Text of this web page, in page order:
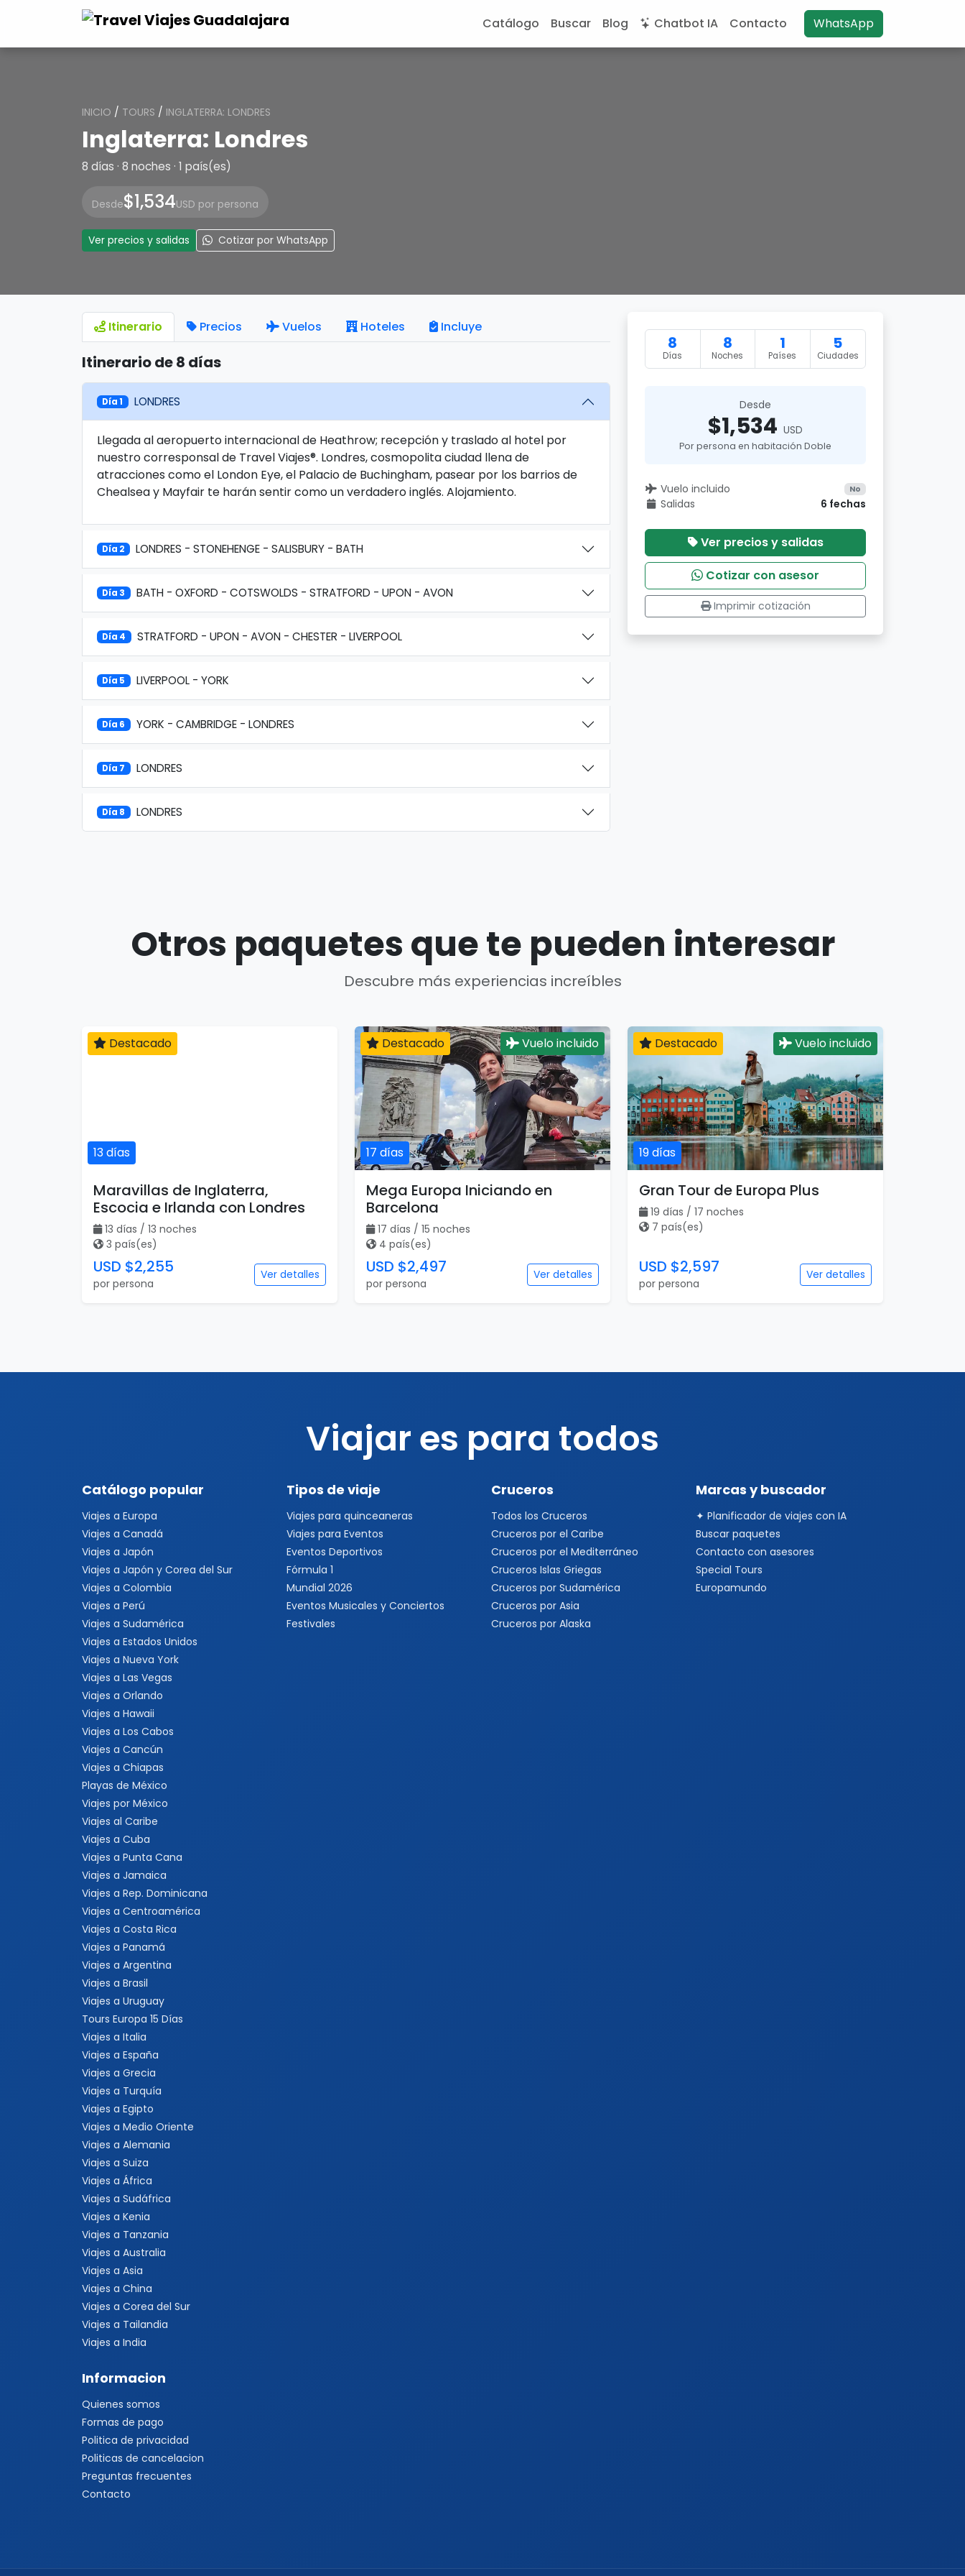
Catálogo Buscar Blog Chatbot IA Contacto WhatsApp
INICIO / TOURS / INGLATERRA: LONDRES
Inglaterra: Londres
8 días · 8 noches · 1 país(es)
Desde$1,534USD por persona
Ver precios y salidas Cotizar por WhatsApp
Itinerario Precios Vuelos Hoteles Incluye
Itinerario de 8 días
Día 1 LONDRES
Llegada al aeropuerto internacional de Heathrow; recepción y traslado al hotel por
nuestro corresponsal de Travel Viajes®. Londres, cosmopolita ciudad llena de
atracciones como el London Eye, el Palacio de Buchingham, pasear por los barrios de
Chealsea y Mayfair te harán sentir como un verdadero inglés. Alojamiento.
Día 2 LONDRES - STONEHENGE - SALISBURY - BATH
Día 3 BATH - OXFORD - COTSWOLDS - STRATFORD - UPON - AVON
Día 4 STRATFORD - UPON - AVON - CHESTER - LIVERPOOL
Día 5 LIVERPOOL - YORK
Día 6 YORK - CAMBRIDGE - LONDRES
Día 7 LONDRES
Día 8 LONDRES
8
Días
8
Noches
1
Países
5
Ciudades
Desde
$1,534 USD
Por persona en habitación Doble
Vuelo incluido No
Salidas 6 fechas
Ver precios y salidas
Cotizar con asesor
Imprimir cotización
Otros paquetes que te pueden interesar
Descubre más experiencias increíbles
13 días
Destacado
Maravillas de Inglaterra,
Escocia e Irlanda con Londres
13 días / 13 noches
3 país(es)
USD $2,255
por persona
Ver detalles
17 días
Destacado Vuelo incluido
Mega Europa Iniciando en
Barcelona
17 días / 15 noches
4 país(es)
USD $2,497
por persona
Ver detalles
19 días
Destacado Vuelo incluido
Gran Tour de Europa Plus
19 días / 17 noches
7 país(es)
USD $2,597
por persona
Ver detalles
Viajar es para todos
Catálogo popular
Viajes a Europa
Viajes a Canadá
Viajes a Japón
Viajes a Japón y Corea del Sur
Viajes a Colombia
Viajes a Perú
Viajes a Sudamérica
Viajes a Estados Unidos
Viajes a Nueva York
Viajes a Las Vegas
Viajes a Orlando
Viajes a Hawaii
Viajes a Los Cabos
Viajes a Cancún
Viajes a Chiapas
Playas de México
Viajes por México
Viajes al Caribe
Viajes a Cuba
Viajes a Punta Cana
Viajes a Jamaica
Viajes a Rep. Dominicana
Viajes a Centroamérica
Viajes a Costa Rica
Viajes a Panamá
Viajes a Argentina
Viajes a Brasil
Viajes a Uruguay
Tours Europa 15 Días
Viajes a Italia
Viajes a España
Viajes a Grecia
Viajes a Turquía
Viajes a Egipto
Viajes a Medio Oriente
Viajes a Alemania
Viajes a Suiza
Viajes a África
Viajes a Sudáfrica
Viajes a Kenia
Viajes a Tanzania
Viajes a Australia
Viajes a Asia
Viajes a China
Viajes a Corea del Sur
Viajes a Tailandia
Viajes a India
Tipos de viaje
Viajes para quinceaneras
Viajes para Eventos
Eventos Deportivos
Fórmula 1
Mundial 2026
Eventos Musicales y Conciertos
Festivales
Cruceros
Todos los Cruceros
Cruceros por el Caribe
Cruceros por el Mediterráneo
Cruceros Islas Griegas
Cruceros por Sudamérica
Cruceros por Asia
Cruceros por Alaska
Marcas y buscador
✦ Planificador de viajes con IA
Buscar paquetes
Contacto con asesores
Special Tours
Europamundo
Informacion
Quienes somos
Formas de pago
Politica de privacidad
Politicas de cancelacion
Preguntas frecuentes
Contacto